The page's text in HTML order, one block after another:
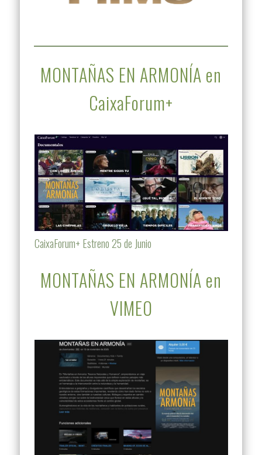
MONTAÑAS EN ARMONÍA en
CaixaForum+
CaixaForum+ Estreno 25 de Junio
MONTAÑAS EN ARMONÍA en
VIMEO